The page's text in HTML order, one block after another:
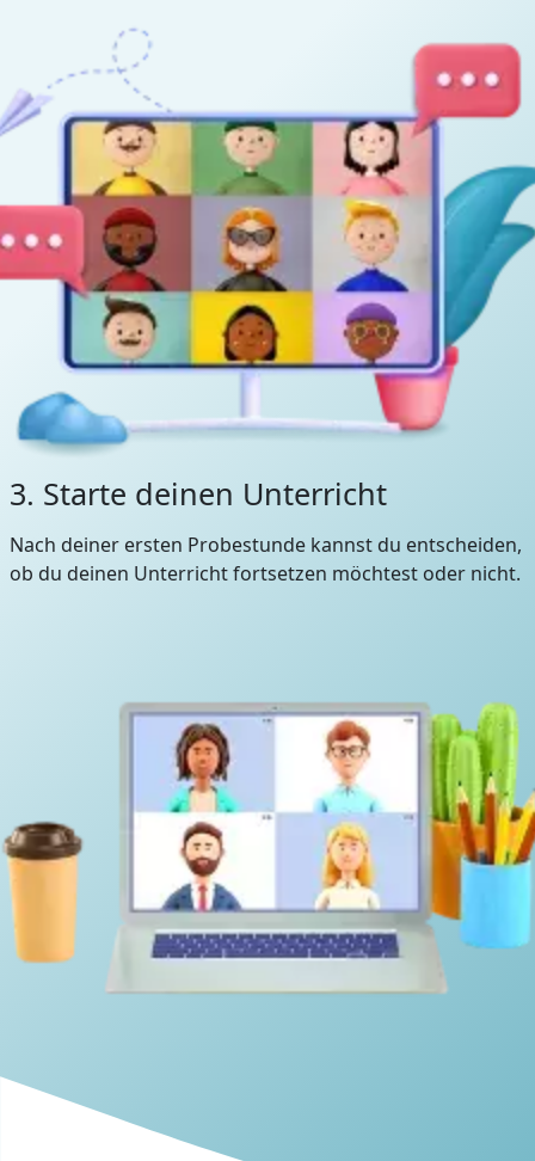
3. Starte deinen Unterricht
Nach deiner ersten Probestunde kannst du entscheiden,
ob du deinen Unterricht fortsetzen möchtest oder nicht.